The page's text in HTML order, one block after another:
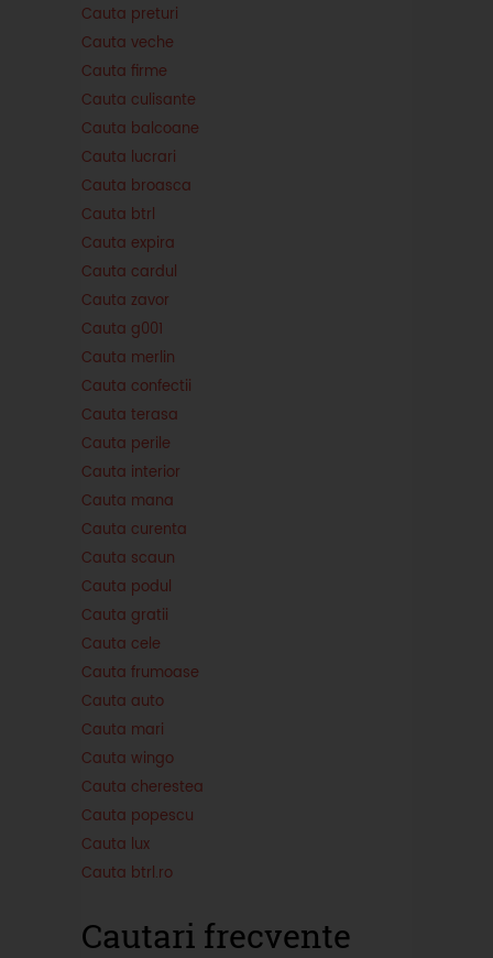
Cauta preturi
Cauta veche
Cauta firme
Cauta culisante
Cauta balcoane
Cauta lucrari
Cauta broasca
Cauta btrl
Cauta expira
Cauta cardul
Cauta zavor
Cauta g001
Cauta merlin
Cauta confectii
Cauta terasa
Cauta perile
Cauta interior
Cauta mana
Cauta curenta
Cauta scaun
Cauta podul
Cauta gratii
Cauta cele
Cauta frumoase
Cauta auto
Cauta mari
Cauta wingo
Cauta cherestea
Cauta popescu
Cauta lux
Cauta btrl.ro
Cautari frecvente